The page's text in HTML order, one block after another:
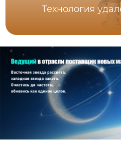
Технология